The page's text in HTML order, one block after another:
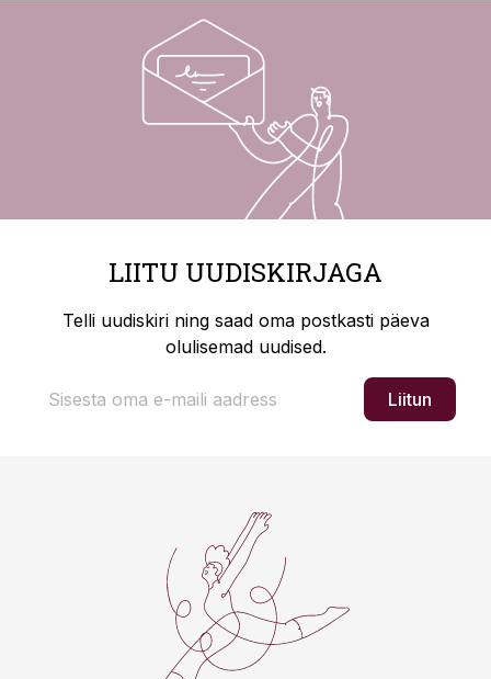
LIITU UUDISKIRJAGA
Telli uudiskiri ning saad oma postkasti päeva
olulisemad uudised.
Liitun